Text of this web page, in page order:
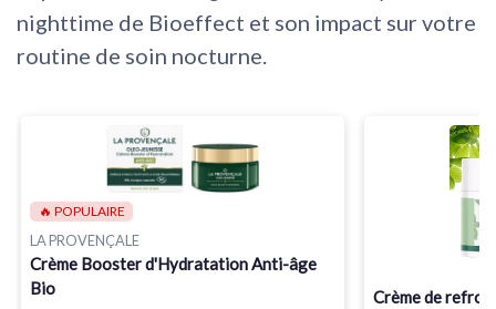
nighttime de Bioeffect et son impact sur votre
routine de soin nocturne.
🔥 POPULAIRE
LA PROVENÇALE
Crème Booster d'Hydratation Anti-âge
Bio
Crème de